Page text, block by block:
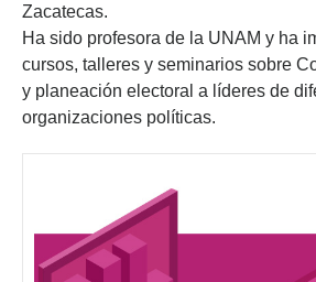
Zacatecas.
Ha sido profesora de la UNAM y ha
cursos, talleres y seminarios sobre
y planeación electoral a líderes de
organizaciones políticas.